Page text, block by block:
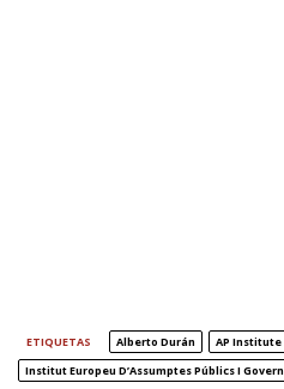
ETIQUETAS Alberto Durán AP Institute
Institut Europeu D’Assumptes Públics I Govern